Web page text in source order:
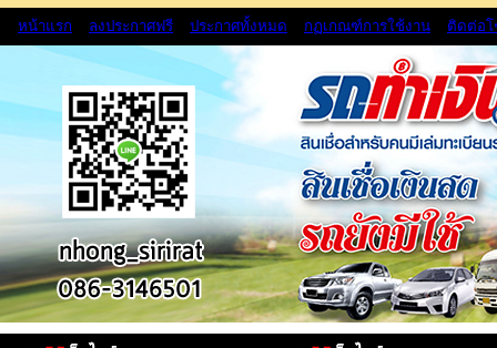
หน้าแรก ลงประกาศฟรี ประกาศทั้งหมด กฏเกณฑ์การใช้งาน ติดต่อ